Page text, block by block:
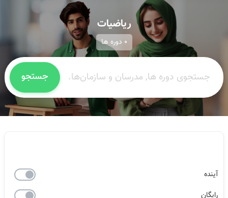
ریاضیات
0 دوره ها
جستجو
آینده
رایگان